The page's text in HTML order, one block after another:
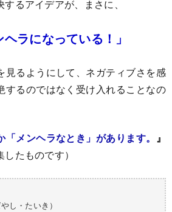
るアイデアが、まさに、
ヘラになっている！」
るようにして、ネガティブさを感
するのではなく受け入れることなの
「メンヘラなとき」があります。 』
たものです）
し・たいき）